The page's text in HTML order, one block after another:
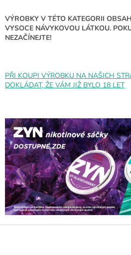
y
v
u
VÝROBKY V TÉTO KATEGORII
VYSOCE NÁVYKOVOU LÁTKOU.
NEZAČÍNEJTE!
PŘI KOUPI VÝROBKU NA NAŠICH
DOKLÁDAT, ŽE VÁM JIŽ BYLO 18 LET
Z